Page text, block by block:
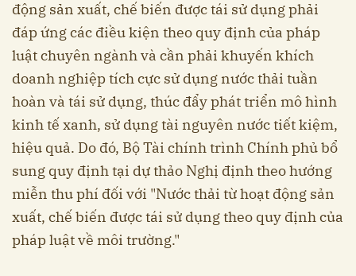
động sản xuất, chế biến được tái sử dụng phải
đáp ứng các điều kiện theo quy định của pháp
luật chuyên ngành và cần phải khuyến khích
doanh nghiệp tích cực sử dụng nước thải tuần
hoàn và tái sử dụng, thúc đẩy phát triển mô hình
kinh tế xanh, sử dụng tài nguyên nước tiết kiệm,
hiệu quả. Do đó, Bộ Tài chính trình Chính phủ bổ
sung quy định tại dự thảo Nghị định theo hướng
miễn thu phí đối với "Nước thải từ hoạt động sản
xuất, chế biến được tái sử dụng theo quy định của
pháp luật về môi trường."